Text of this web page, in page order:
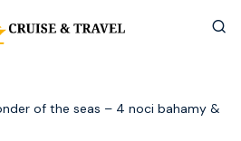
of the seas – 4 noci bahamy &